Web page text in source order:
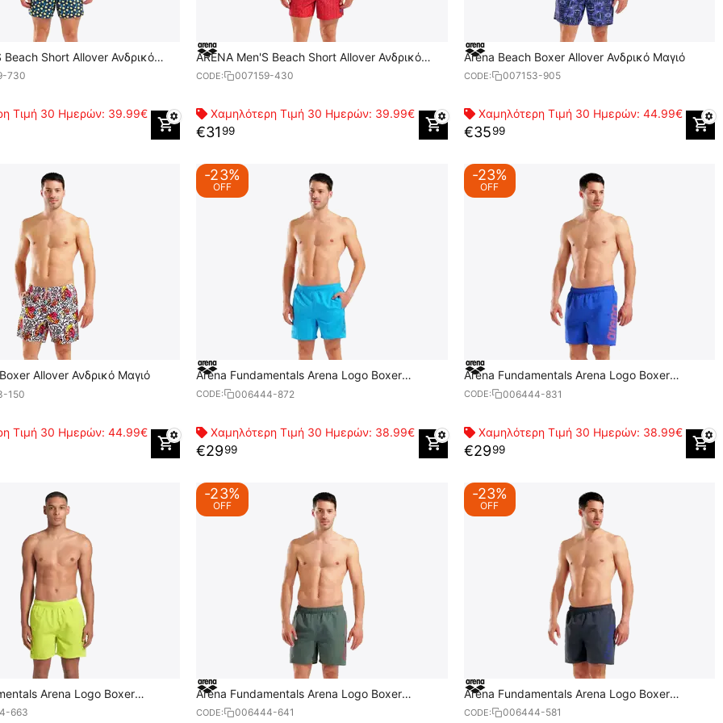
Beach Short Allover Ανδρικό
730
Τιμή 30 Ημερών: 39.99€
ARENA Men'S Beach Short Allover Ανδρικό
Μαγιό
CODE: 007159-430
Χαμηλότερη Τιμή 30 Ημερών: 39.99€
€31 99
Arena Beach Boxer Allover Ανδρικό Μαγιό
CODE: 007153-905
Χαμηλότερη Τιμή 30 Ημερών: 44.99€
€3599
Allover Ανδρικό Μαγιό
150
Τιμή 30 Ημερών: 44.99€
-23%
OFF
Arena Fundamentals Arena Logo Boxer
Ανδρικό Μαγιό
CODE: 006444-872
Χαμηλότερη Τιμή 30 Ημερών: 38.99€
€2999
-23%
OFF
Arena Fundamentals Arena Logo Boxer
Ανδρικό Μαγιό
CODE: 006444-831
Χαμηλότερη Τιμή 30 Ημερών: 38.99€
€2999
Arena Logo Boxer
663
-23%
OFF
Arena Fundamentals Arena Logo Boxer
Ανδρικό Μαγιό
CODE: 006444-641
-23%
OFF
Arena Fundamentals Arena Logo Boxer
Ανδρικό Μαγιό
CODE: 006444-581